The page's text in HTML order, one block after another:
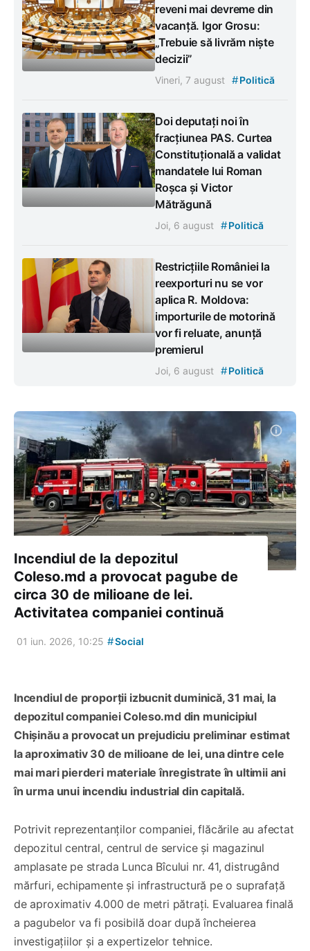
reveni mai devreme din
vacanță. Igor Grosu:
„Trebuie să livrăm niște
decizii”
Vineri, 7 august #Politică
Doi deputați noi în
fracțiunea PAS. Curtea
Constituțională a validat
mandatele lui Roman
Roșca și Victor
Mătrăgună
Joi, 6 august #Politică
Restricțiile României la
reexporturi nu se vor
aplica R. Moldova:
importurile de motorină
vor fi reluate, anunță
premierul
Joi, 6 august #Politică
Incendiul de la depozitul
Coleso.md a provocat pagube de
circa 30 de milioane de lei.
Activitatea companiei continuă
01 iun. 2026, 10:25 #Social
Incendiul de proporții izbucnit duminică, 31 mai, la
depozitul companiei Coleso.md din municipiul
Chișinău a provocat un prejudiciu preliminar estimat
la aproximativ 30 de milioane de lei, una dintre cele
mai mari pierderi materiale înregistrate în ultimii ani
în urma unui incendiu industrial din capitală.
Potrivit reprezentanților companiei, flăcările au afectat
depozitul central, centrul de service și magazinul
amplasate pe strada Lunca Bîcului nr. 41, distrugând
mărfuri, echipamente și infrastructură pe o suprafață
de aproximativ 4.000 de metri pătrați. Evaluarea finală
a pagubelor va fi posibilă doar după încheierea
investigațiilor și a expertizelor tehnice.